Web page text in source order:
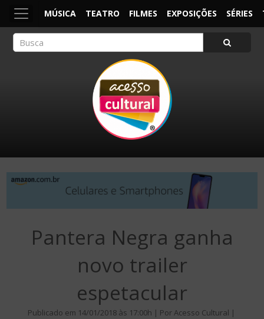
MÚSICA TEATRO FILMES EXPOSIÇÕES SÉRIES
Pantera Negra ganha
novo trailer
espetacular
Publicado em 14/01/2018 às 17:00h | Por Acesso Cultural |